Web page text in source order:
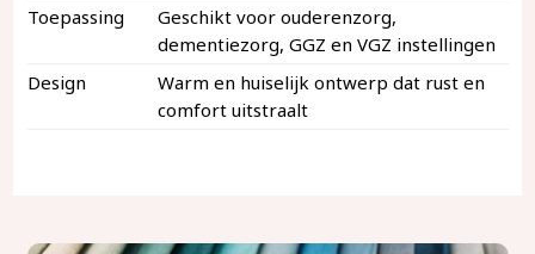
Toepassing
Geschikt voor ouderenzorg,
dementiezorg, GGZ en VGZ instellingen
Design
Warm en huiselijk ontwerp dat rust en
comfort uitstraalt